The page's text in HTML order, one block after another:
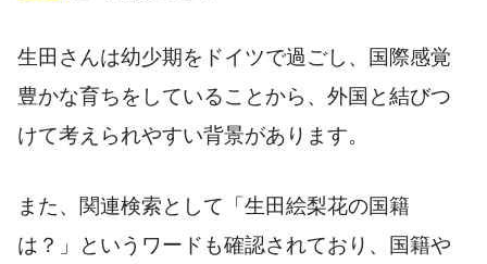
生田さんは幼少期をドイツで過ごし、国際感覚
豊かな育ちをしていることから、外国と結びつ
けて考えられやすい背景があります。
また、関連検索として「生田絵梨花の国籍
は？」というワードも確認されており、国籍や